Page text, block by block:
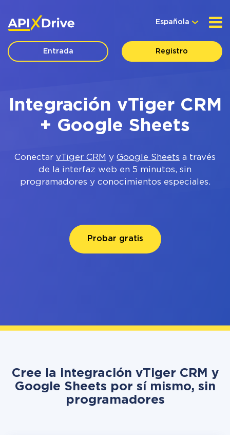
Española
Entrada Registro
Integración vTiger CRM
+ Google Sheets
Conectar vTiger CRM y Google Sheets a través
de la interfaz web en 5 minutos, sin
programadores y conocimientos especiales.
Probar gratis
Cree la integración vTiger CRM y
Google Sheets por sí mismo, sin
programadores